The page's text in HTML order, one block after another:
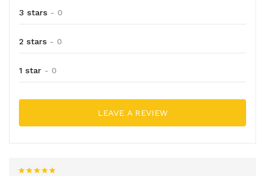
3 stars - 0
2 stars - 0
1 star - 0
LEAVE A REVIEW